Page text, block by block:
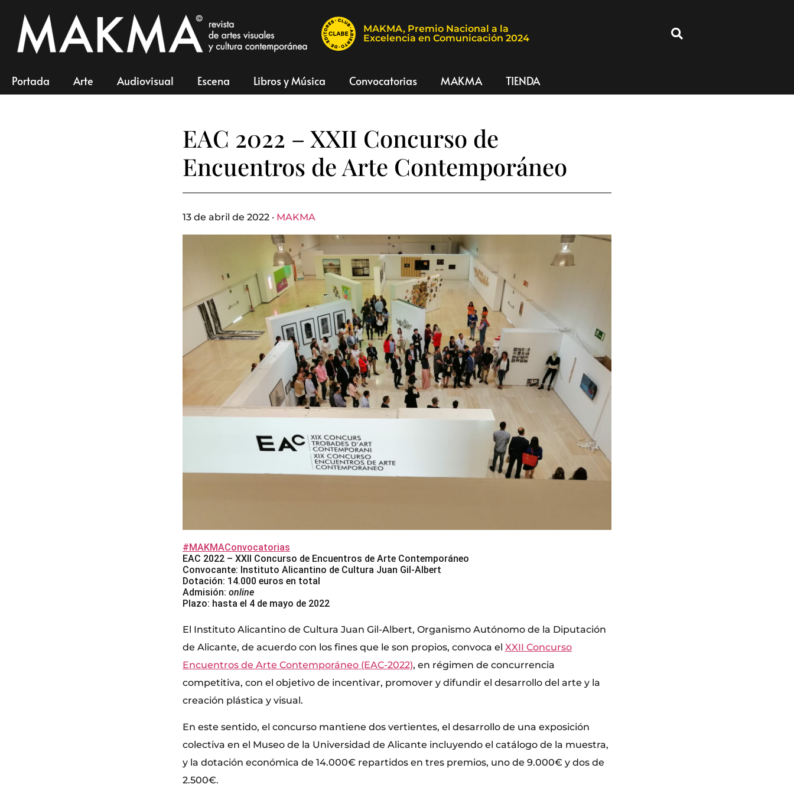
MAKMA, Premio Nacional a la
Excelencia en Comunicación 2024
Portada Arte Audiovisual Escena Libros y Música Convocatorias MAKMA TIENDA
EAC 2022 – XXII Concurso de
Encuentros de Arte Contemporáneo
13 de abril de 2022 · MAKMA
#MAKMAConvocatorias
EAC 2022 – XXII Concurso de Encuentros de Arte Contemporáneo
Convocante: Instituto Alicantino de Cultura Juan Gil-Albert
Dotación: 14.000 euros en total
Admisión: online
Plazo: hasta el 4 de mayo de 2022
El Instituto Alicantino de Cultura Juan Gil-Albert, Organismo Autónomo de la Diputación
de Alicante, de acuerdo con los fines que le son propios, convoca el XXII Concurso
Encuentros de Arte Contemporáneo (EAC-2022), en régimen de concurrencia
competitiva, con el objetivo de incentivar, promover y difundir el desarrollo del arte y la
creación plástica y visual.
En este sentido, el concurso mantiene dos vertientes, el desarrollo de una exposición
colectiva en el Museo de la Universidad de Alicante incluyendo el catálogo de la muestra,
y la dotación económica de 14.000€ repartidos en tres premios, uno de 9.000€ y dos de
2.500€.